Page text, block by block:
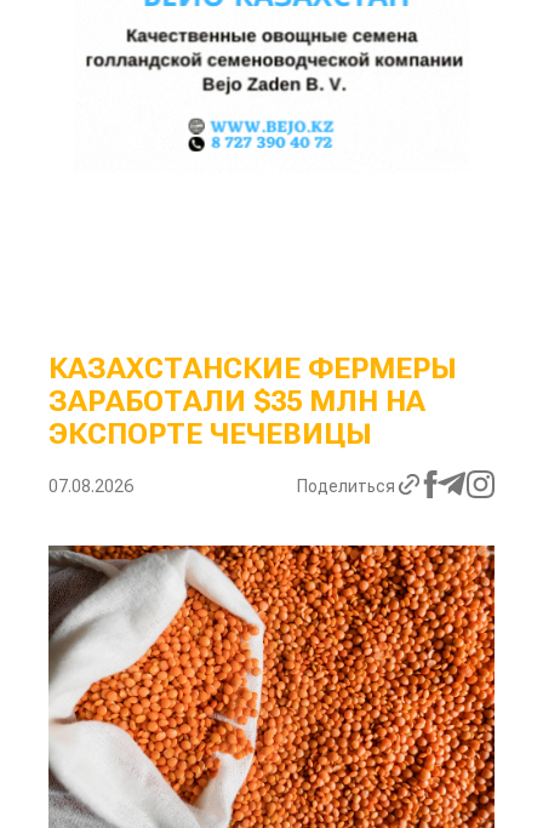
КАЗАХСТАНСКИЕ ФЕРМЕРЫ
ЗАРАБОТАЛИ $35 МЛН НА
ЭКСПОРТЕ ЧЕЧЕВИЦЫ
07.08.2026 Поделиться